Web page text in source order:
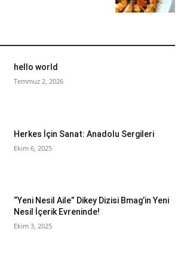
hello world
Temmuz 2, 2026
Herkes İçin Sanat: Anadolu Sergileri
Ekim 6, 2025
“Yeni Nesil Aile” Dikey Dizisi Bmag’in Yeni
Nesil İçerik Evreninde!
Ekim 3, 2025